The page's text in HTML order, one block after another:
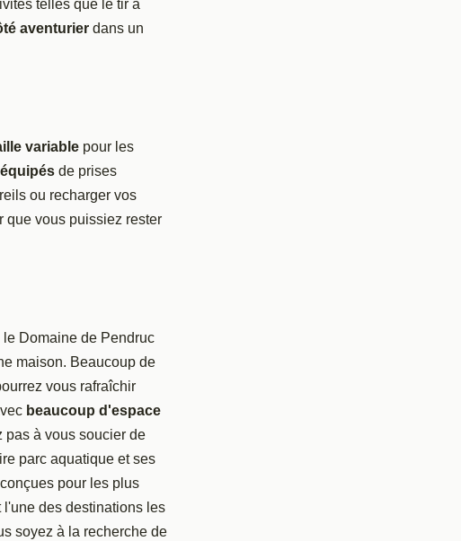
telles que le tir à
aventurier dans un
variable pour les
équipés de prises
ou recharger vos
que vous puissiez rester
Domaine de Pendruc
maison. Beaucoup de
vous rafraîchir
beaucoup d'espace
pas à vous soucier de
parc aquatique et ses
pour les plus
des destinations les
soyez à la recherche de